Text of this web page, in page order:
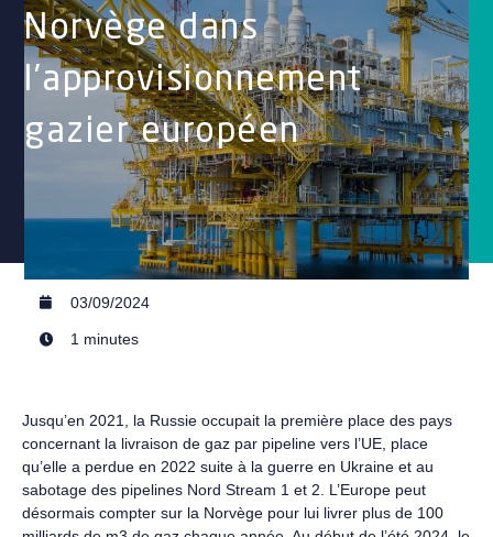
Norvège dans
l’approvisionnement
gazier européen
03/09/2024
1 minutes
Jusqu’en 2021, la Russie occupait la première place des pays
concernant la livraison de gaz par pipeline vers l’UE, place
qu’elle a perdue en 2022 suite à la guerre en Ukraine et au
sabotage des pipelines Nord Stream 1 et 2. L’Europe peut
désormais compter sur la Norvège pour lui livrer plus de 100